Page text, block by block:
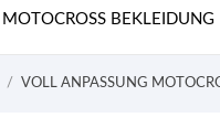
MOTOCROSS BEKLEIDUNG
VOLL ANPASSUNG